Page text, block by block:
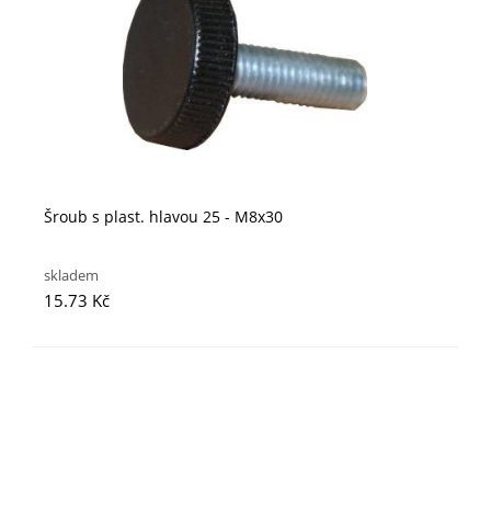
Šroub s plast. hlavou 25 - M8x30
skladem
15.73 Kč